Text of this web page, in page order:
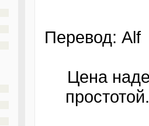
Перевод: Alf
Цена